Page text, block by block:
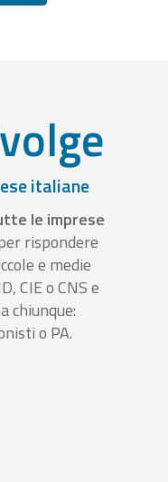
italiane
le imprese
rispondere
e medie
CIE o CNS e
chiunque:
o PA.